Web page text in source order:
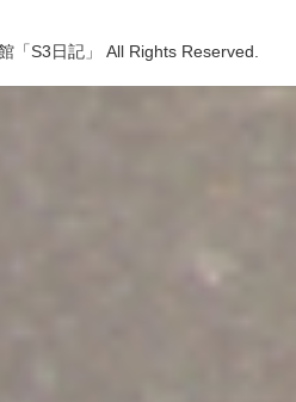
「S3日記」 All Rights Reserved.